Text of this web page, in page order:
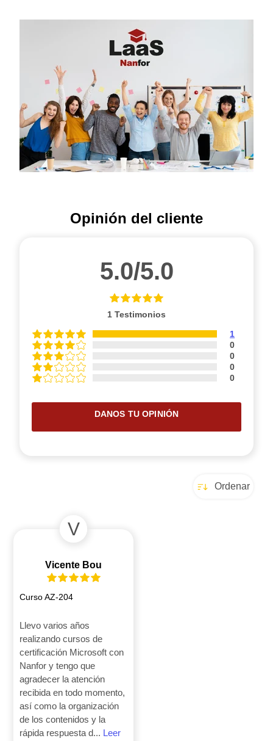
Opinión del cliente
5.0/5.0
1 Testimonios
1
0
0
0
0
DANOS TU OPINIÓN
Ordenar
V
Vicente Bou
Curso AZ-204
Llevo varios años
realizando cursos de
certificación Microsoft con
Nanfor y tengo que
agradecer la atención
recibida en todo momento,
así como la organización
de los contenidos y la
rápida respuesta d... Leer